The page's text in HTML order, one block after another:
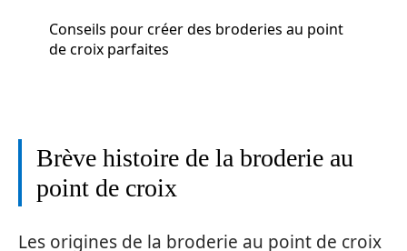
Conseils pour créer des broderies au point
de croix parfaites
Brève histoire de la broderie au
point de croix
Les origines de la broderie au point de croix